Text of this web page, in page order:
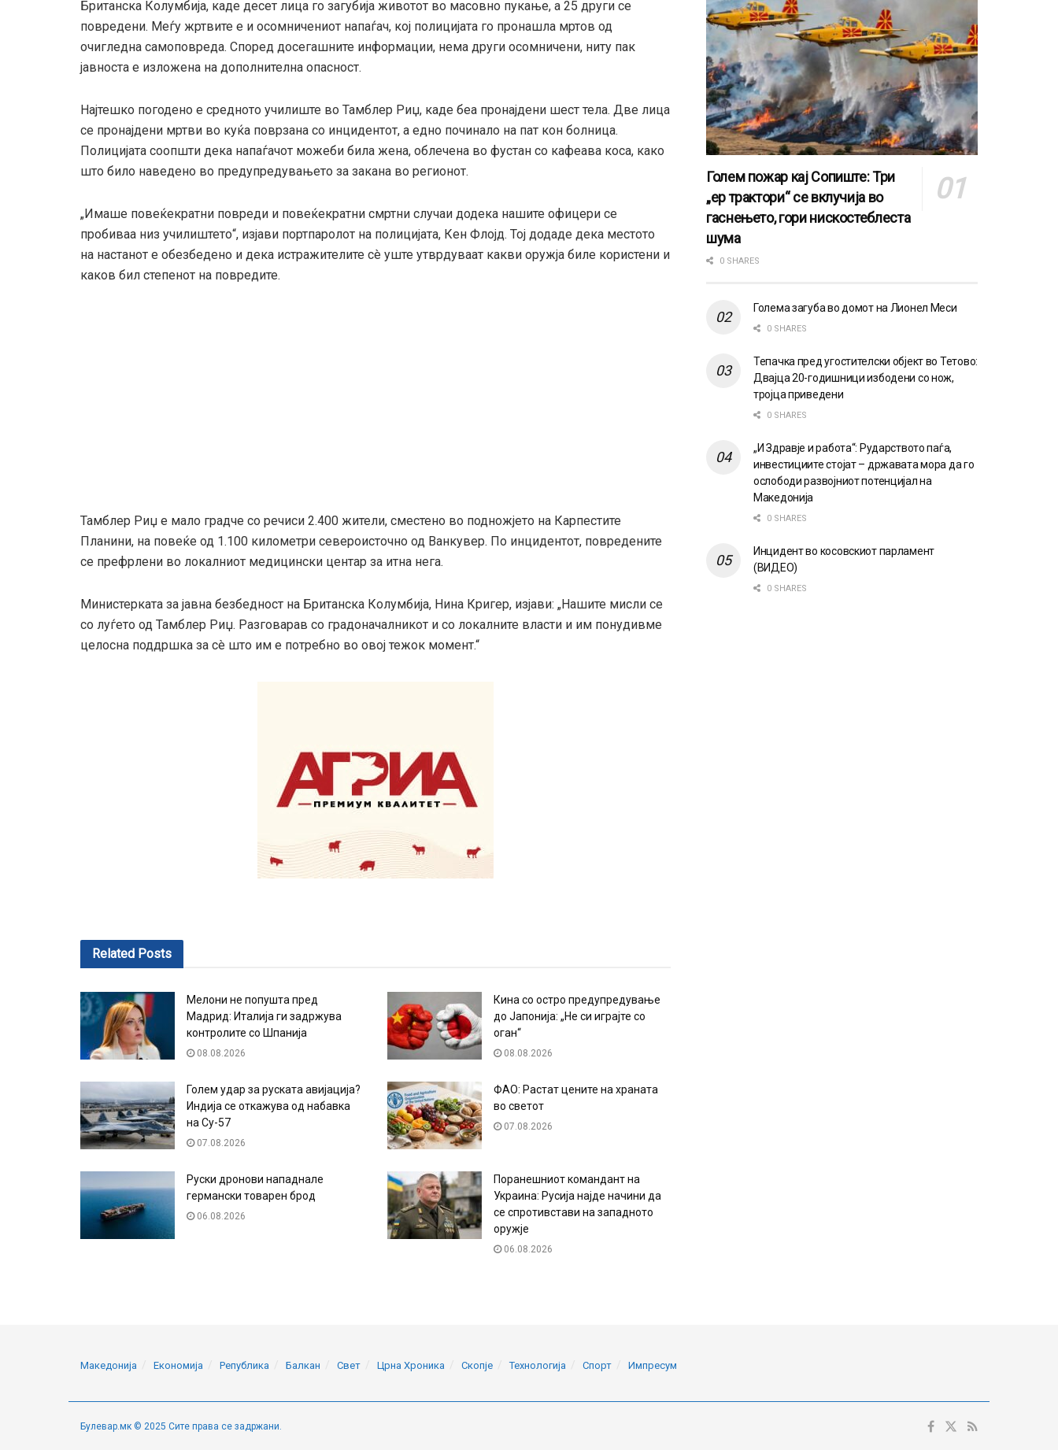
Британска Колумбија, каде десет лица го загубија животот во масовно пукање, а 25 други се
повредени. Меѓу жртвите е и осомничениот напаѓач, кој полицијата го пронашла мртов од
очигледна самоповреда. Според досегашните информации, нема други осомничени, ниту пак
јавноста е изложена на дополнителна опасност.
Најтешко погодено е средното училиште во Тамблер Риџ, каде беа пронајдени шест тела. Две лица
се пронајдени мртви во куќа поврзана со инцидентот, а едно починало на пат кон болница.
Полицијата соопшти дека напаѓачот можеби била жена, облечена во фустан со кафеава коса, како
што било наведено во предупредувањето за закана во регионот.
„Имаше повеќекратни повреди и повеќекратни смртни случаи додека нашите офицери се
пробиваа низ училиштето“, изјави портпаролот на полицијата, Кен Флојд. Тој додаде дека местото
на настанот е обезбедено и дека истражителите сè уште утврдуваат какви оружја биле користени и
каков бил степенот на повредите.
Тамблер Риџ е мало градче со речиси 2.400 жители, сместено во подножјето на Карпестите
Планини, на повеќе од 1.100 километри североисточно од Ванкувер. По инцидентот, повредените
се префрлени во локалниот медицински центар за итна нега.
Министерката за јавна безбедност на Британска Колумбија, Нина Кригер, изјави: „Нашите мисли се
со луѓето од Тамблер Риџ. Разговарав со градоначалникот и со локалните власти и им понудивме
целосна поддршка за сè што им е потребно во овој тежок момент.“
Related Posts
Мелони не попушта пред
Мадрид: Италија ги задржува
контролите со Шпанија
08.08.2026
Кина со остро предупредување
до Јапонија: „Не си играјте со
оган“
08.08.2026
Голем удар за руската авијација?
Индија се откажува од набавка
на Су-57
07.08.2026
ФАО: Растат цените на храната
во светот
07.08.2026
Руски дронови нападнале
германски товарен брод
06.08.2026
Поранешниот командант на
Украина: Русија најде начини да
се спротивстави на западното
оружје
06.08.2026
Голем пожар кај Сопиште: Три
„ер трактори“ се вклучија во
гаснењето, гори нискостеблеста
шума
0 SHARES
Голема загуба во домот на Лионел Меси
0 SHARES
Тепачка пред угостителски објект во Тетово:
Двајца 20-годишници избодени со нож,
тројца приведени
0 SHARES
„И Здравје и работа“: Рударството паѓа,
инвестициите стојат – државата мора да го
ослободи развојниот потенцијал на
Македонија
0 SHARES
Инцидент во косовскиот парламент
(ВИДЕО)
0 SHARES
Македонија Економија Република Балкан Свет Црна Хроника Скопје Технологија Спорт Импресум
Булевар.мк © 2025 Сите права се задржани.